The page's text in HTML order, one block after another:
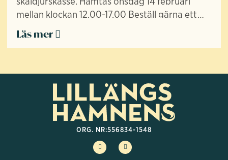
mellan klockan 12.00-17.00 Beställ gärna ett
par dagar innan, slå oss en pling på 054-
517330 eller skicka mail ...
Läs mer
ORG. NR:556834-1548